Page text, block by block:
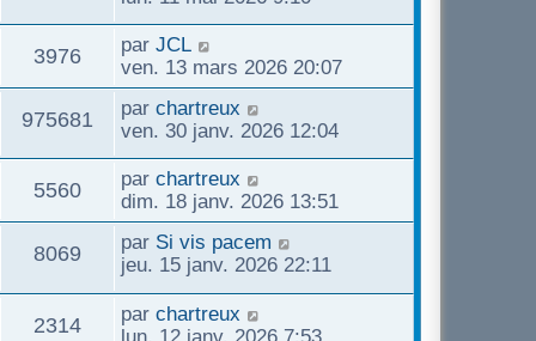
g
e
s
s
a
g
e
r
m
e
s
s
a
g
e
u
s
n
i
e
r
m
e
s
s
a
g
e
3976V
s
D
e
r
n
i
e
r
m
e
s
s
a
g
par JCL
ven. 13 mars 2026 20:07
975681
u
D
e
n
i
e
r
m
e
s
s
par chartreux
ven. 30 janv. 2026 12:04
5560V
s
D
e
r
n
e
r
par chartreux
dim. 18 janv. 2026 13:51
8069
u
D
e
n
i
par Si vis pacem
jeu. 15 janv. 2026 22:11
2314V
D
e
par chartreux
lun. 12 janv. 2026 7:53